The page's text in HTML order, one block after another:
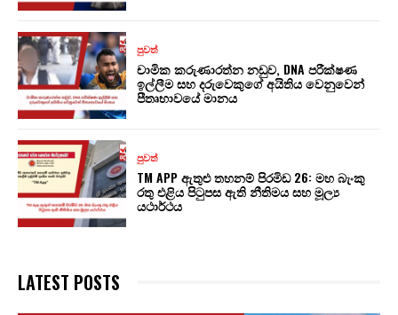
පුවත්
චාමික කරුණාරත්න නඩුව, DNA පරීක්ෂණ
ඉල්ලීම සහ දරුවෙකුගේ අයිතිය වෙනුවෙන්
පීතෘභාවයේ මානය
පුවත්
TM APP ඇතුළු තහනම් පිරමිඩ 26: මහ බැංකු
රතු එළිය පිටුපස ඇති නීතිමය සහ මූල්‍ය
යථාර්ථය
LATEST POSTS